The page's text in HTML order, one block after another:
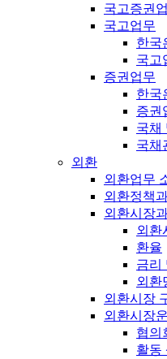
국고증권
국고업무
한국
국고
증권업무
한국
증권
국채
국채
외환
외환업무
외환정책
외환시장
외환
환율
금리
외환
외환시장
외환시장
협의
활동